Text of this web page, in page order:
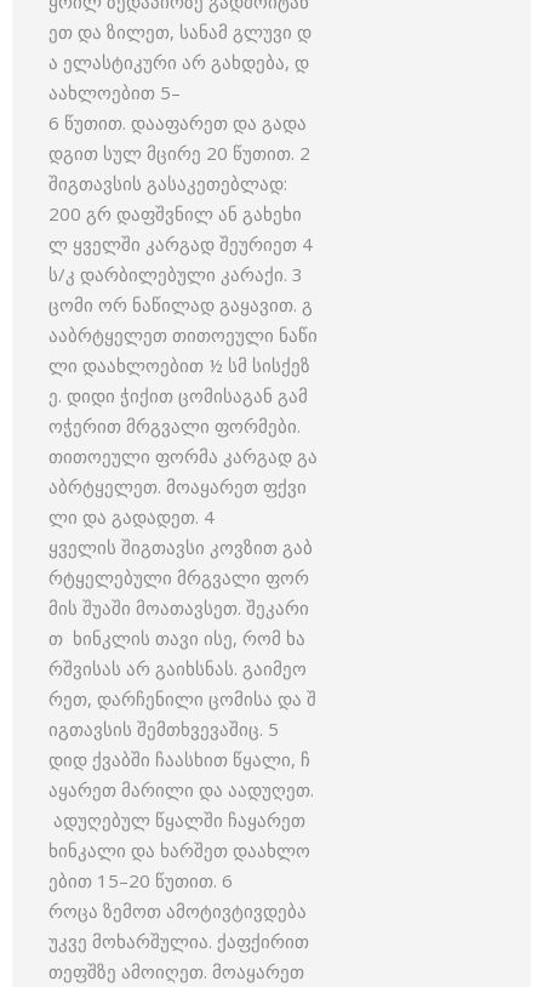
ეთ და ზილეთ, სანამ გლუვი დ
ა ელასტიკური არ გახდება, დ
აახლოებით 5–
6 წუთით. დააფარეთ და გადა
დგით სულ მცირე 20 წუთით. 2
შიგთავსის გასაკეთებლად:
200 გრ დაფშვნილ ან გახეხი
ლ ყველში კარგად შეურიეთ 4
ს/კ დარბილებული კარაქი. 3
ცომი ორ ნაწილად გაყავით. გ
ააბრტყელეთ თითოეული ნაწი
ლი დაახლოებით ½ სმ სისქეზ
ე. დიდი ჭიქით ცომისაგან გამ
ოჭერით მრგვალი ფორმები.
თითოეული ფორმა კარგად გა
აბრტყელეთ. მოაყარეთ ფქვი
ლი და გადადეთ. 4
ყველის შიგთავსი კოვზით გაბ
რტყელებული მრგვალი ფორ
მის შუაში მოათავსეთ. შეკარი
თ ხინკლის თავი ისე, რომ ხა
რშვისას არ გაიხსნას. გაიმეო
რეთ, დარჩენილი ცომისა და შ
იგთავსის შემთხვევაშიც. 5
დიდ ქვაბში ჩაასხით წყალი, ჩ
აყარეთ მარილი და აადუღეთ.
ადუღებულ წყალში ჩაყარეთ
ხინკალი და ხარშეთ დაახლო
ებით 15–20 წუთით. 6
როცა ზემოთ ამოტივტივდება
უკვე მოხარშულია. ქაფქირით
თეფშზე ამოიღეთ. მოაყარეთ